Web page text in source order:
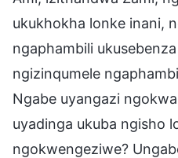
ukukhokha lonke inani,
ngaphambili
ngizinqumele
Ngabe uyangazi
uyadinga ukuba ngisho
ngokwengeziwe?